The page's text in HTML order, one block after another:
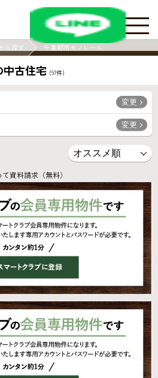
ら探す 千葉都市モノレール
中古住宅 (97件)
変更
変更
資料請求（無料）